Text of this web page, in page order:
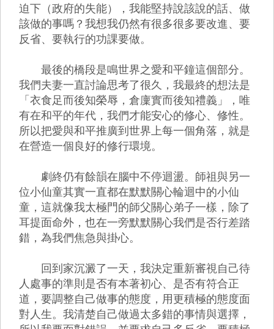
迫下（政府的失能），我能堅持說該說的話、做
該做的事嗎？我想我仍然有很多很多要改進、要
反省、要執行的功課要做。
最後的橋段是鳴世界之愛和平鐘這個部分。
我們夫妻一直討論思考了很久，我最終的想法是
「衣食足而後知榮辱，倉廩實而後知禮義」，唯
有在和平的年代，我們才能安心的修心、修性。
所以把愛與和平推廣到世界上每一個角落，就是
在營造一個良好的修行環境。
劇終仍有餘韻在腦中不停迴盪。師祖與另一
位小仙童其實一直都在默默關心輪迴中的小仙
童，這就像我太極門的師父關心弟子一樣，除了
耳提面命外，也在一旁默默關心我們是否行差踏
錯，為我們焦急與掛心。
回到家沉澱了一天，我決定重新審視自己待
人處事的準則是否有本著初心、是否有符合正
道，要調整自己做事的態度，用更積極的態度面
對人生。我清楚自己做過太多錯的事情與選擇，